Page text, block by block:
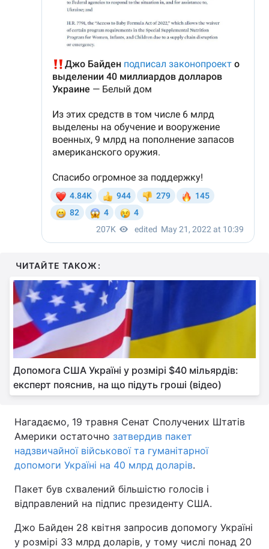
ЧИТАЙТЕ ТАКОЖ:
Допомога США Україні у розмірі $40 мільярдів:
експерт пояснив, на що підуть гроші (відео)
Нагадаємо, 19 травня Сенат Сполучених Штатів
Америки остаточно затвердив пакет
надзвичайної військової та гуманітарної
допомоги Україні на 40 млрд доларів.
Пакет був схвалений більшістю голосів і
відправлений на підпис президенту США.
Джо Байден 28 квітня запросив допомогу Україні
у розмірі 33 млрд доларів, у тому числі понад 20